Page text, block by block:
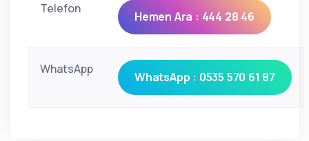
Telefon
Hemen Ara : 444 28 46
WhatsApp
WhatsApp : 0535 570 61 87